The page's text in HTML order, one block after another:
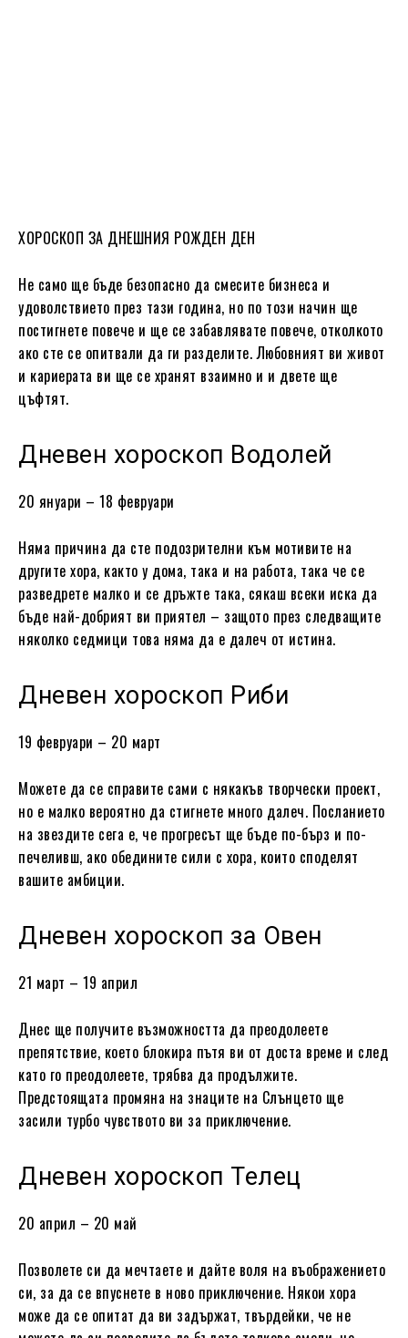
ХОРОСКОП ЗА ДНЕШНИЯ РОЖДЕН ДЕН
Не само ще бъде безопасно да смесите бизнеса и
удоволствието през тази година, но по този начин ще
постигнете повече и ще се забавлявате повече, отколкото
ако сте се опитвали да ги разделите. Любовният ви живот
и кариерата ви ще се хранят взаимно и и двете ще
цъфтят.
Дневен хороскоп Водолей
20 януари – 18 февруари
Няма причина да сте подозрителни към мотивите на
другите хора, както у дома, така и на работа, така че се
разведрете малко и се дръжте така, сякаш всеки иска да
бъде най-добрият ви приятел – защото през следващите
няколко седмици това няма да е далеч от истина.
Дневен хороскоп Риби
19 февруари – 20 март
Можете да се справите сами с някакъв творчески проект,
но е малко вероятно да стигнете много далеч. Посланието
на звездите сега е, че прогресът ще бъде по-бърз и по-
печеливш, ако обедините сили с хора, които споделят
вашите амбиции.
Дневен хороскоп за Овен
21 март – 19 април
Днес ще получите възможността да преодолеете
препятствие, което блокира пътя ви от доста време и след
като го преодолеете, трябва да продължите.
Предстоящата промяна на знаците на Слънцето ще
засили турбо чувството ви за приключение.
Дневен хороскоп Телец
20 април – 20 май
Позволете си да мечтаете и дайте воля на въображението
си, за да се впуснете в ново приключение. Някои хора
може да се опитат да ви задържат, твърдейки, че не